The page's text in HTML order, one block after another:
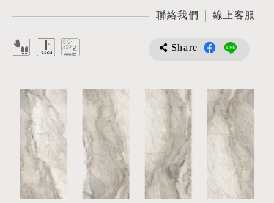
聯絡我們 線上客服
Share